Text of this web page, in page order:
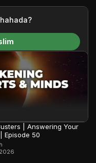
to translate our
a global audience.
the Most High, and all
the heavens and the
| Answering Your
Episode 50